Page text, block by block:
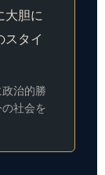
大胆に
タイ
治的勝
社会を